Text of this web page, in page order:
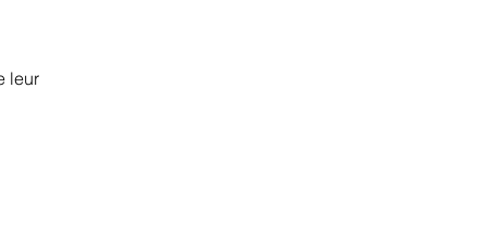
leur